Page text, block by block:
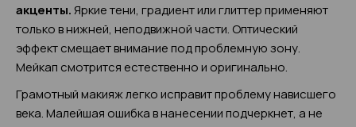
акценты.Яркие тени, градиент или глиттер применяют
только в нижней, неподвижной части. Оптический
эффект смещает внимание под проблемную зону.
Мейкап смотрится естественно и оригинально.
Грамотный макияж легко исправит проблему нависшего
века. Малейшая ошибка в нанесении подчеркнет, а не